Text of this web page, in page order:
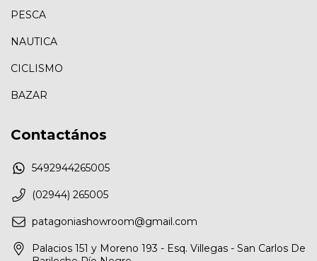
PESCA
NAUTICA
CICLISMO
BAZAR
Contactános
5492944265005
(02944) 265005
patagoniashowroom@gmail.com
Palacios 151 y Moreno 193 - Esq. Villegas - San Carlos De